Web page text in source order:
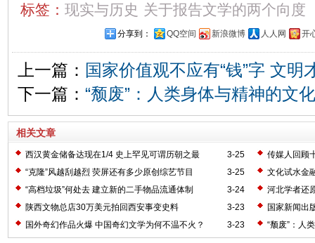
标签： 现实与历史 关于报告文学的两个向度
分享到： QQ空间 新浪微博 人人网 开
上一篇： 国家价值观不应有“钱”字 文明
下一篇： “颓废”：人类身体与精神的文
相关文章
3-25
西汉黄金储备达现在1/4 史上罕见可谓历朝之最
传媒人回顾
3-25
“克隆”风越刮越烈 荧屏还有多少原创综艺节目
文化试水金
3-24
“高档垃圾”何处去 建立新的二手物品流通体制
河北学者还
3-23
陕西文物总店30万美元拍回西安事变史料
国家新闻出
3-23
国外奇幻作品火爆 中国奇幻文学为何不温不火？ “颓废”：人